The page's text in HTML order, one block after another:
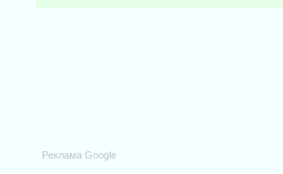
Реклама Google